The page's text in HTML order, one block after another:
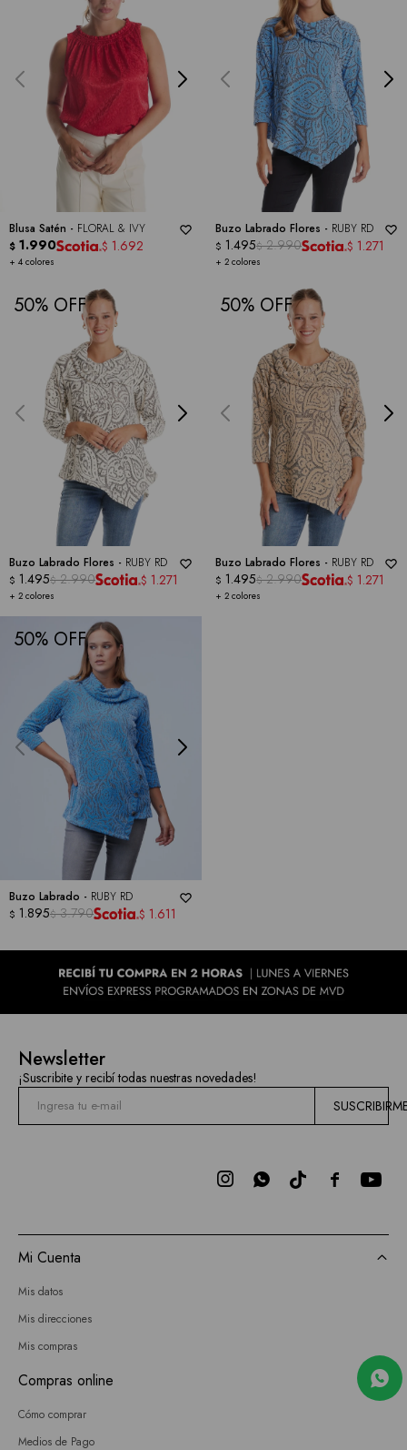
Blusa Satén - FLORAL & IVY
+ 4 colores
$ 1.990 $ 1.692
Buzo Labrado Flores - RUBY RD
+ 2 colores
$ 1.495$ 2.990 $ 1.271
50
Buzo Labrado Flores - RUBY RD
+ 2 colores
$ 1.495$ 2.990 $ 1.271
50
Buzo Labrado Flores - RUBY RD
+ 2 colores
$ 1.495$ 2.990 $ 1.271
50
Buzo Labrado - RUBY RD
$ 1.895$ 3.790 $ 1.611
Newsletter
¡Suscribite y recibí todas nuestras novedades!

 
Mi Cuenta
Mis datos
Mis direcciones
Mis compras
Compras online
Cómo comprar
Medios de Pago